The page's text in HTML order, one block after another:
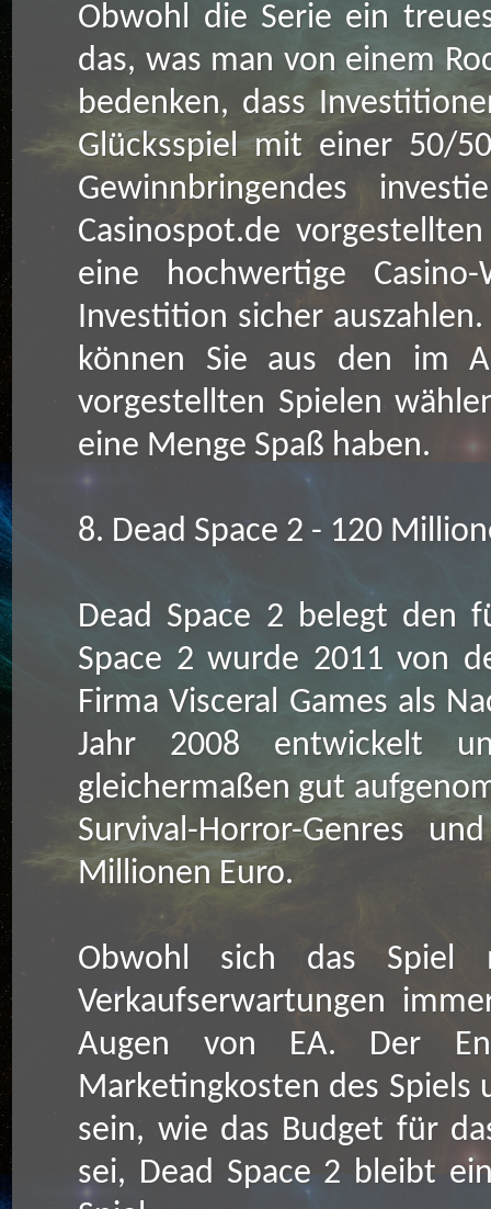
Obwohl die Serie ein
das, was man von einem
bedenken, dass
Glücksspiel mit einer 50/
Gewinnbringendes
Casinospot.de
eine hochwertige
Investition sicher
können Sie aus den im
vorgestellten Spielen
eine Menge Spaß haben.
8. Dead Space 2 - 120
Dead Space 2 belegt den
Space 2 wurde 2011 von
Firma Visceral Games als
Jahr 2008 entwickelt
gleichermaßen gut
Survival-Horror-Genres
Millionen Euro.
Obwohl sich das Spiel
Verkaufserwartungen
Augen von EA. Der
Marketingkosten des
sein, wie das Budget für
sei, Dead Space 2 bleibt